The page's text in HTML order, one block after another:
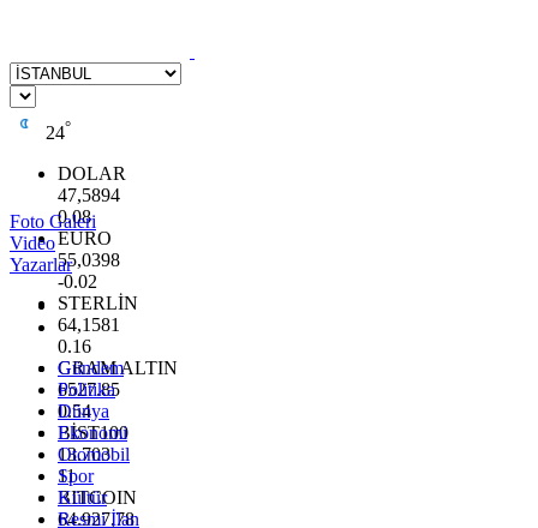
24°
DOLAR
47,5894
0.08
EURO
55,0398
-0.02
STERLİN
64,1581
0.16
GRAM ALTIN
6527.85
0.54
BİST100
13.703
11
BITCOIN
64.927,78
Foto Galeri
Video
Yazarlar
Gündem
Politika
Dünya
Ekonomi
Otomobil
Spor
Kültür
Resmi İlan